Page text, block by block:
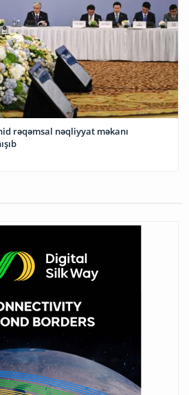
rəqəmsal nəqliyyat məkanı